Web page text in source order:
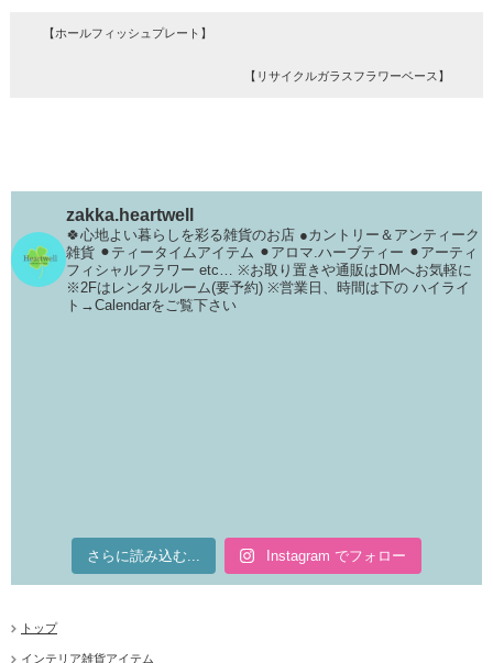
【ホールフィッシュプレート】
【リサイクルガラスフラワーベース】
zakka.heartwell
🍀心地よい暮らしを彩る雑貨のお店 ●カントリー＆アンティーク
雑貨 ⚫︎ティータイムアイテム ⚫︎アロマ.ハーブティー ⚫︎アーティ
フィシャルフラワー etc… ※お取り置きや通販はDMへお気軽に
※2Fはレンタルルーム(要予約) ※営業日、時間は下の ハイライ
ト→Calendarをご覧下さい
さらに読み込む... Instagram でフォロー
トップ
インテリア雑貨アイテム